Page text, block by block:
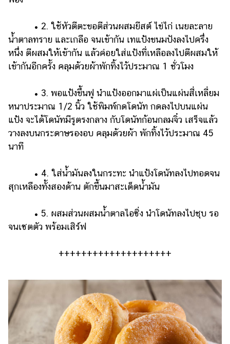
• 2. ใช้หัวตีตะขอตีส่วนผสมยีสต์ ไข่ไก่ เนยละลาย
น้ำตาลทราย และเกลือ จนเข้ากัน เทแป้งขนมปังลงไปครึ่ง
หนึ่ง ตีผสมให้เข้ากัน แล้วค่อยใส่แป้งที่เหลือลงไปตีผสมให้
เข้ากันอีกครั้ง คลุมด้วยผ้าพักทิ้งไว้ประมาณ 1 ชั่วโมง
• 3. พอแป้งขึ้นฟู นำแป้งออกมาแผ่เป็นแผ่นสี่เหลี่ยม
หนาประมาณ 1/2 นิ้ว ใช้พิมพ์กดโดนัท กดลงไปบนแผ่น
แป้ง จะได้โดนัทมีรูตรงกลาง กับโดนัทก้อนกลมจิ๋ว เสร็จแล้ว
วางลงบนกระดาษรองอบ คลุมด้วยผ้า พักทิ้งไว้ประมาณ 45
นาที
• 4. ใส่น้ำมันลงในกระทะ นำแป้งโดนัทลงไปทอดจน
สุกเหลืองทั้งสองด้าน ตักขึ้นมาสะเด็ดน้ำมัน
• 5. ผสมส่วนผสมน้ำตาลไอซิ่ง นำโดนัทลงไปชุบ รอ
จนเซตตัว พร้อมเสิร์ฟ
++++++++++++++++++++